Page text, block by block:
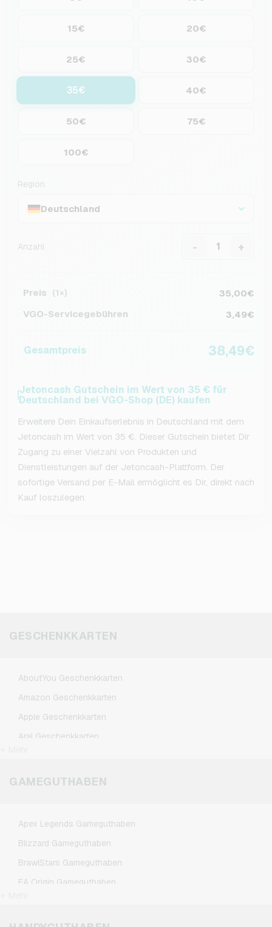
15€ 20€
25€ 30€
35€ 40€
50€ 75€
100€
Region
Deutschland
Anzahl - +
Preis (1×)
35,00€
VGO-Servicegebühren
3,49€
Gesamtpreis 38,49€
Jetoncash Gutschein im Wert von 35 € für
Deutschland bei VGO-Shop (DE) kaufen
Erweitere Dein Einkaufserlebnis in Deutschland mit dem
Jetoncash im Wert von 35 €. Dieser Gutschein bietet Dir
Zugang zu einer Vielzahl von Produkten und
Dienstleistungen auf der Jetoncash-Plattform. Der
sofortige Versand per E-Mail ermöglicht es Dir, direkt nach
Kauf loszulegen.
GESCHENKKARTEN
AboutYou Geschenkkarten
Amazon Geschenkkarten
Apple Geschenkkarten
Aral Geschenkkarten
BestChoice Premium Geschenkkarten
GAMEGUTHABEN
Apex Legends Gameguthaben
Blizzard Gameguthaben
BrawlStars Gameguthaben
EA Origin Gameguthaben
Minecraft Gameguthaben